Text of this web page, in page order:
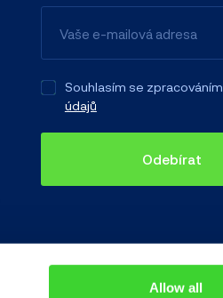
Allow all
Souhlasím se zpracováním
údajů
Odebírat